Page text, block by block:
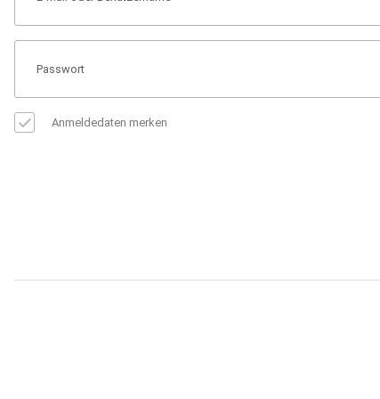
Anmeldedaten merken